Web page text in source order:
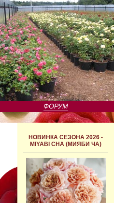
ФОРУМ
НОВИНКА СЕЗОНА 2026 -
MIYABI CHA (МИЯБИ ЧА)